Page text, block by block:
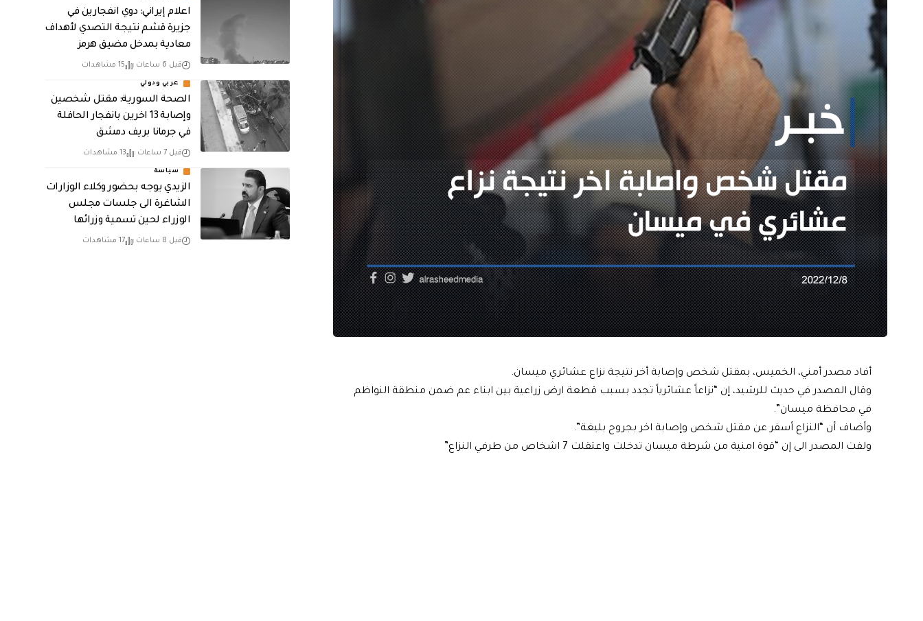
أفاد مصدر أمني، الخميس، بمقتل شخص وإصابة أخر نتيجة نزاع عشائري ميسان.
وقال المصدر في حديث للرشيد، إن “نزاعاً عشائرياً تجدد بسبب قطعة ارض زراعية بين ابناء عم ضمن منطقة النواظم
في محافظة ميسان”.
وأضاف أن “النزاع أسفر عن مقتل شخص وإصابة اخر بجروح بليغة”.
ولفت المصدر الى إن “قوة امنية من شرطة ميسان تدخلت واعتقلت 7 اشخاص من طرفي النزاع”
اعلام إيراني: دوي انفجارين في
جزيرة قشم نتيجة التصدي لأهداف
معادية بمدخل مضيق هرمز
قبل 6 ساعات 15 مشاهدات
عربي ودولي
الصحة السورية: مقتل شخصين
وإصابة 13 اخرين بانفجار الحافلة
في جرمانا بريف دمشق
قبل 7 ساعات 13 مشاهدات
سياسة
الزيدي يوجه بحضور وكلاء الوزارات
الشاغرة الى جلسات مجلس
الوزراء لحين تسمية وزرائها
قبل 8 ساعات 17 مشاهدات